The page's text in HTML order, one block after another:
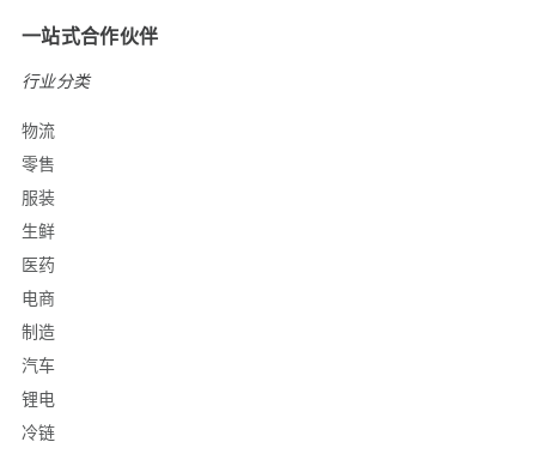
一站式合作伙伴
行业分类
物流
零售
服装
生鲜
医药
电商
制造
汽车
锂电
冷链